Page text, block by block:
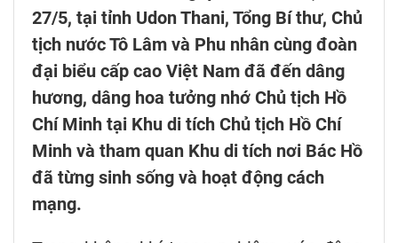
27/5, tại tỉnh Udon Thani, Tổng Bí thư, Chủ
tịch nước Tô Lâm và Phu nhân cùng đoàn
đại biểu cấp cao Việt Nam đã đến dâng
hương, dâng hoa tưởng nhớ Chủ tịch Hồ
Chí Minh tại Khu di tích Chủ tịch Hồ Chí
Minh và tham quan Khu di tích nơi Bác Hồ
đã từng sinh sống và hoạt động cách
mạng.